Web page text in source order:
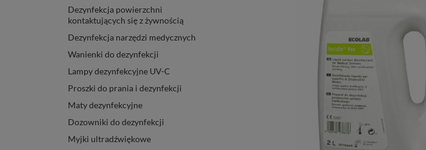
Dezynfekcja powierzchni
kontaktujących się z żywnością
Dezynfekcja narzędzi medycznych
Wanienki do dezynfekcji
Lampy dezynfekcyjne UV-C
Proszki do prania i dezynfekcji
Maty dezynfekcyjne
Dozowniki do dezynfekcji
Myjki ultradźwiękowe